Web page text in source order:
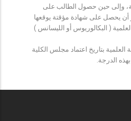
وإلى حين حصول الطالب على
أن يحصل على شهادة مؤقتة يوقعها
العلمية ( البكالوريوس أو الليسانس )
العلمية بتاريخ اعتماد مجلس الكلية
الدرجة.